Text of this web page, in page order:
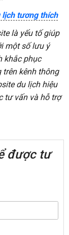
tương thích
là yếu tố giúp
một số lưu ý
khắc phục
trên kênh thông
du lịch hiệu
tư vấn và hỗ trợ
được tư